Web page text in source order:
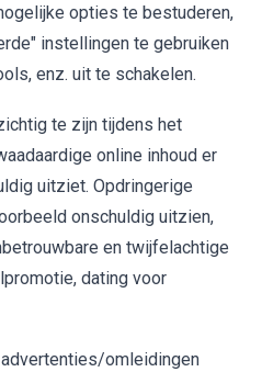
opties te bestuderen,
instellingen te gebruiken
enz. uit te schakelen.
te zijn tijdens het
online inhoud er
uitziet. Opdringerige
onschuldig uitzien,
en twijfelachtige
dating voor
omleidingen